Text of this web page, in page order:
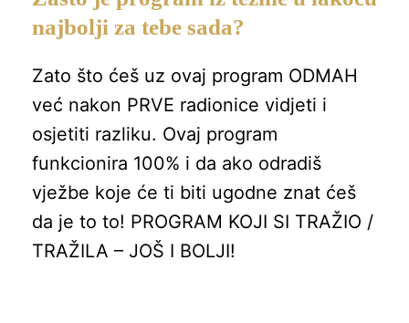
najbolji za tebe sada?
Zato što ćeš uz ovaj program ODMAH
već nakon PRVE radionice vidjeti i
osjetiti razliku. Ovaj program
funkcionira 100% i da ako odradiš
vježbe koje će ti biti ugodne znat ćeš
da je to to! PROGRAM KOJI SI TRAŽIO /
TRAŽILA – JOŠ I BOLJI!